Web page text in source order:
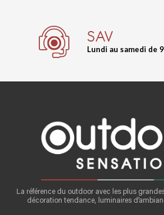
SAV
Lundi au samedi de
La référence du outdoor avec les plus
décoration tendance, luminaires